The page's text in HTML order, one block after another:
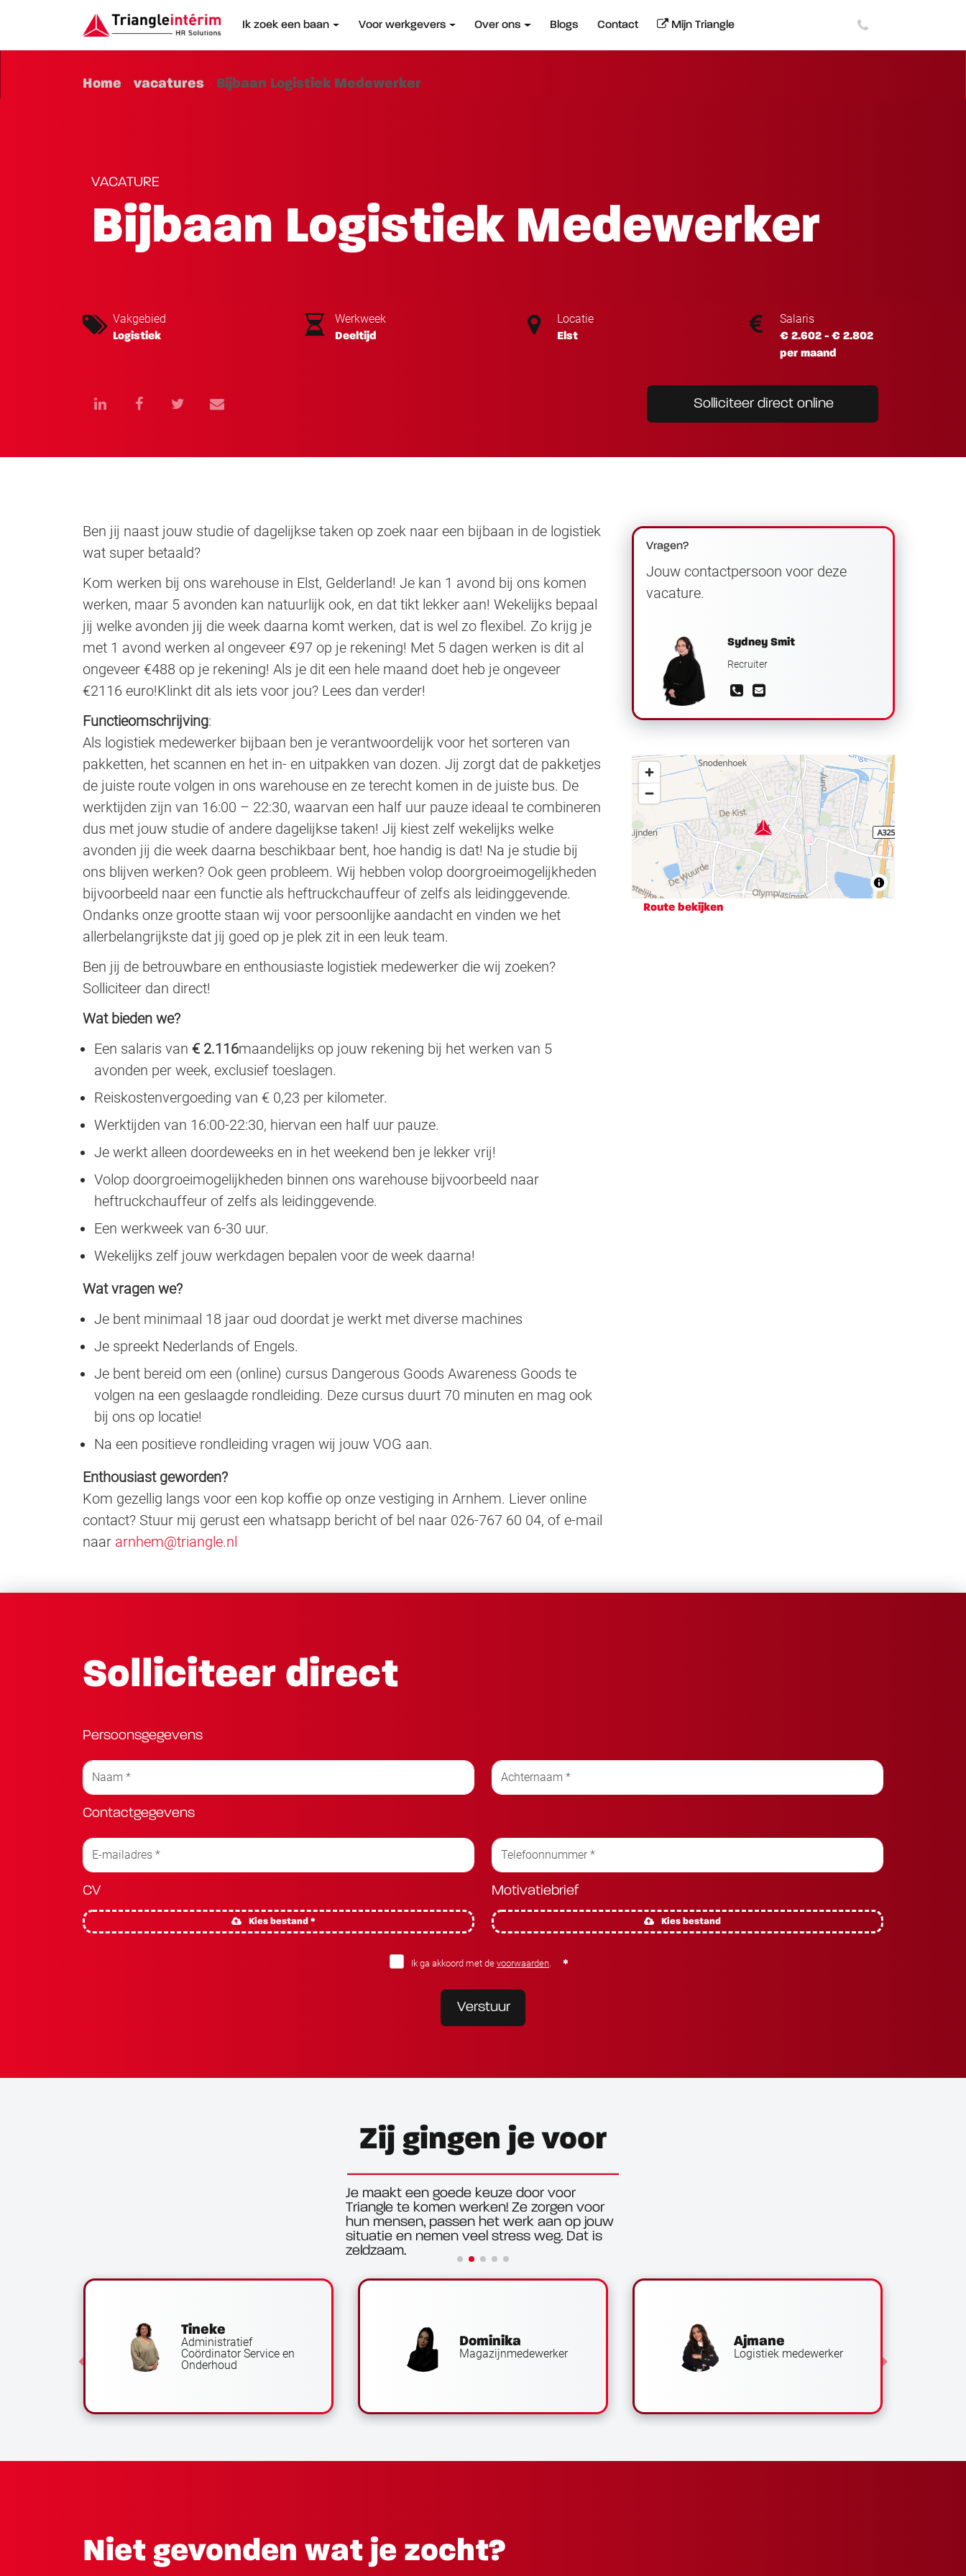
Ik zoek een baan Voor werkgevers Over ons Blogs Contact Mijn Triangle
Home vacatures Bijbaan Logistiek Medewerker
VACATURE
Bijbaan Logistiek Medewerker
Vakgebied
Logistiek
Werkweek
Deeltijd
Locatie
Elst
Salaris
€ 2.602 - € 2.802
per maand
Solliciteer direct online
Ben jij naast jouw studie of dagelijkse taken op zoek naar een bijbaan in de logistiek
wat super betaald?
Kom werken bij ons warehouse in Elst, Gelderland! Je kan 1 avond bij ons komen
werken, maar 5 avonden kan natuurlijk ook, en dat tikt lekker aan! Wekelijks bepaal
jij welke avonden jij die week daarna komt werken, dat is wel zo flexibel. Zo krijg je
met 1 avond werken al ongeveer €97 op je rekening! Met 5 dagen werken is dit al
ongeveer €488 op je rekening! Als je dit een hele maand doet heb je ongeveer
€2116 euro!Klinkt dit als iets voor jou? Lees dan verder!
Functieomschrijving:
Als logistiek medewerker bijbaan ben je verantwoordelijk voor het sorteren van
pakketten, het scannen en het in- en uitpakken van dozen. Jij zorgt dat de pakketjes
de juiste route volgen in ons warehouse en ze terecht komen in de juiste bus. De
werktijden zijn van 16:00 – 22:30, waarvan een half uur pauze ideaal te combineren
dus met jouw studie of andere dagelijkse taken! Jij kiest zelf wekelijks welke
avonden jij die week daarna beschikbaar bent, hoe handig is dat! Na je studie bij
ons blijven werken? Ook geen probleem. Wij hebben volop doorgroeimogelijkheden
bijvoorbeeld naar een functie als heftruckchauffeur of zelfs als leidinggevende.
Ondanks onze grootte staan wij voor persoonlijke aandacht en vinden we het
allerbelangrijkste dat jij goed op je plek zit in een leuk team.
Ben jij de betrouwbare en enthousiaste logistiek medewerker die wij zoeken?
Solliciteer dan direct!
Wat bieden we?
Een salaris van € 2.116maandelijks op jouw rekening bij het werken van 5
avonden per week, exclusief toeslagen.
Reiskostenvergoeding van € 0,23 per kilometer.
Werktijden van 16:00-22:30, hiervan een half uur pauze.
Je werkt alleen doordeweeks en in het weekend ben je lekker vrij!
Volop doorgroeimogelijkheden binnen ons warehouse bijvoorbeeld naar
heftruckchauffeur of zelfs als leidinggevende.
Een werkweek van 6-30 uur.
Wekelijks zelf jouw werkdagen bepalen voor de week daarna!
Wat vragen we?
Je bent minimaal 18 jaar oud doordat je werkt met diverse machines
Je spreekt Nederlands of Engels.
Je bent bereid om een (online) cursus Dangerous Goods Awareness Goods te
volgen na een geslaagde rondleiding. Deze cursus duurt 70 minuten en mag ook
bij ons op locatie!
Na een positieve rondleiding vragen wij jouw VOG aan.
Enthousiast geworden?
Kom gezellig langs voor een kop koffie op onze vestiging in Arnhem. Liever online
contact? Stuur mij gerust een whatsapp bericht of bel naar 026-767 60 04, of e-mail
naar arnhem@triangle.nl
Vragen?
Jouw contactpersoon voor deze
vacature.
Sydney Smit
Recruiter
Route bekijken
Solliciteer direct
Persoonsgegevens
Contactgegevens
CV
Kies bestand *
Motivatiebrief
Kies bestand
Ik ga akkoord met de voorwaarden
Verstuur
Zij gingen je voor
Tineke
Administratief
Coördinator Service en
Onderhoud
Je maakt een goede keuze door voor
Triangle te komen werken! Ze zorgen voor
hun mensen, passen het werk aan op jouw
situatie en nemen veel stress weg. Dat is
zeldzaam.
Dominika
Magazijnmedewerker
Ajmane
Logistiek medewerker
Niet gevonden wat je zocht?